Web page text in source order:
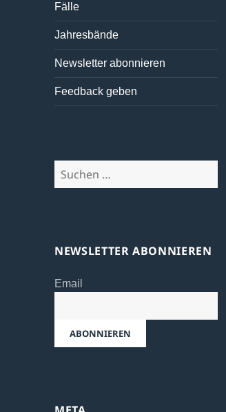
Fälle
Jahresbände
Newsletter abonnieren
Feedback geben
Suchen
NEWSLETTER ABONNIEREN
Email